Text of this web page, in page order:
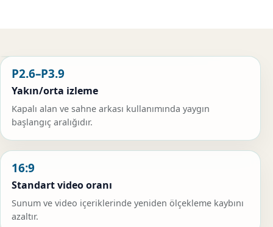
P2.6–P3.9
Yakın/orta izleme
Kapalı alan ve sahne arkası kullanımında yaygın
başlangıç aralığıdır.
16:9
Standart video oranı
Sunum ve video içeriklerinde yeniden ölçekleme kaybını
azaltır.